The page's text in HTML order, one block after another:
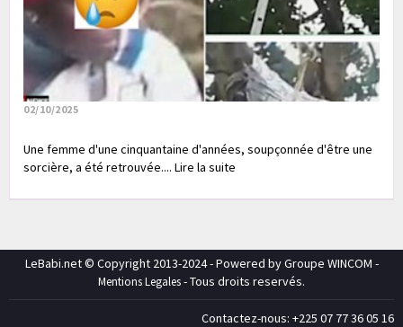
02/10/2025
Une femme d'une cinquantaine d'années, soupçonnée d'être une
sorcière, a été retrouvée.... Lire la suite
LeBabi.net © Copyright 2013-2024 - Powered by Groupe WINCOM -
Mentions Legales- Tous droits reservés.
Contactez-nous: +225 07 77 36 05 16